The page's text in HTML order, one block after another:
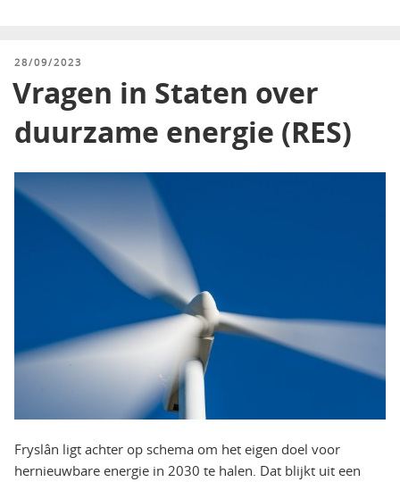
GEPLAATST
28/09/2023
Vragen in Staten over
duurzame energie (RES)
Fryslân ligt achter op schema om het eigen doel voor
hernieuwbare energie in 2030 te halen. Dat blijkt uit een